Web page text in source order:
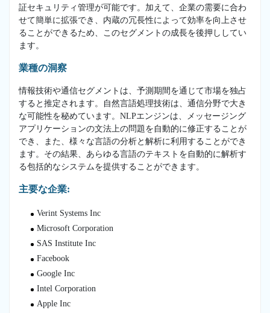
証セキュリティ管理が可能です。加えて、企業の需要に合わ
せて簡単に拡張でき、内蔵の冗長性によって効率を向上させ
ることができるため、このセグメントの成長を後押ししてい
ます。
業種の洞察
情報技術や通信セグメントは、予測期間を通じて市場を独占
すると推定されます。自然言語処理技術は、通信分野で大き
な可能性を秘めています。NLPエンジンは、メッセージング
アプリケーションの文法上の問題を自動的に修正することが
でき、また、様々な言語の分析と解析に利用することができ
ます。その結果、あらゆる言語のテキストを自動的に解析す
る包括的なシステムを提供することができます。
主要な企業:
Verint Systems Inc
Microsoft Corporation
SAS Institute Inc
Facebook
Google Inc
Intel Corporation
Apple Inc